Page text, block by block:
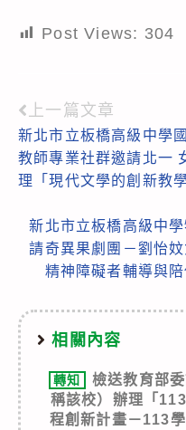
Post Views: 304
Read
more
articles
上一篇文章
新北市立板橋高級中學
教師專業社群邀請北一
理「現代文學的創新教
新北市立板橋高級中
請奇異果劇團－劉怡
精神障礙者輔導與
相關內容
轉知
檢送教育部
稱該校）辦理「
程創新計畫－113